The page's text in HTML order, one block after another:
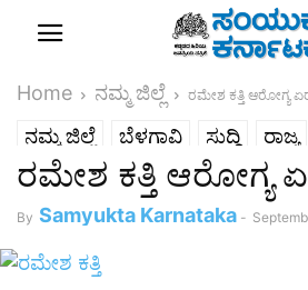
Home ನಮ್ಮ ಜಿಲ್ಲೆ ರಮೇಶ ಕತ್ತಿ ಆರೋಗ್ಯ
ನಮ್ಮ ಜಿಲ್ಲೆ ಬೆಳಗಾವಿ ಸುದ್ದಿ ರಾಜ್ಯ
ರಮೇಶ ಕತ್ತಿ ಆರೋಗ್ಯ
By Samyukta Karnataka -